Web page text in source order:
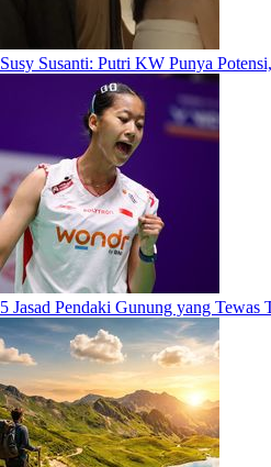
Susy Susanti: Putri KW Punya
5 Jasad Pendaki Gunung yang